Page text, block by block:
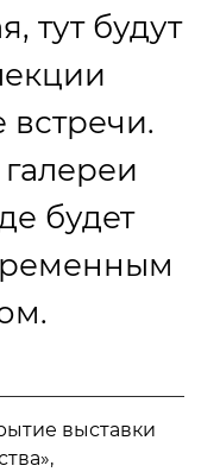
тут будут
встречи.
будет
выставки